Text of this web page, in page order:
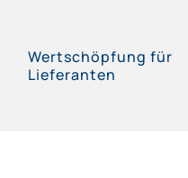
Wertschöpfung für
Lieferanten